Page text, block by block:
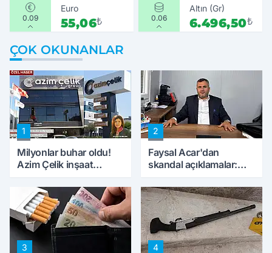
0.09
Euro
55,06₺ 0.06
Altın (Gr)
6.496,50₺
ÇOK OKUNANLAR
1
Milyonlar buhar oldu!
Azim Çelik inşaat
konuştu
2
Faysal Acar'dan
skandal açıklamalar:
peynircilerimizi de
kıskaca aldı, müdahale
ettik'
3 4